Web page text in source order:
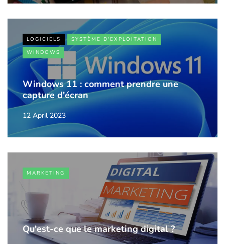
LOGICIELS
SYSTÈME D'EXPLOITATION
WINDOWS
Windows 11 : comment prendre une
capture d'écran
12 April 2023
MARKETING
Qu'est-ce que le marketing digital ?